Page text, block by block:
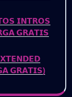
𝗜𝗡𝗧𝗥𝗢𝗦
𝗚𝗥𝗔𝗧𝗜𝗦
𝗚𝗥𝗔𝗧𝗜𝗦)